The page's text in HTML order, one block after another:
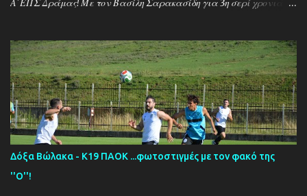
Α΄ΕΠΣ Δράμας! Με τον Βασίλη Σαρακασίδη για 3η σερί χρονιά
δυναμική των ''κιτρινόμαυρων''! Παρακάτω δείτε φωτοστιγμές
απο τις προπονήσεις της δραμινής ομάδας μέσα απο τον φακό της
''Ο'' που βρέθηκε στο γήπεδο του Καλαμπακίου ενώ δηλώσεις
κάνουν οι κ.κ. Σαρακασίδης Βασίλης (προπονητής) , Βαβλιάκης
Χρόνης (τεχνικός διευθυντής) και οι ποδοσφαιριστές Μάριος
Βουτσινάς και Ηλίας Σταμπουλής!
Δόξα Βώλακα - Κ19 ΠΑΟΚ ...φωτοστιγμές με τον φακό της
''Ο''!